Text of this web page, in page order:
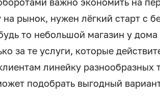
рынок, нужен лёгкий старт с
то небольшой магазин у
за те услуги, которые
линейку разнообразных
подобрать выгодный